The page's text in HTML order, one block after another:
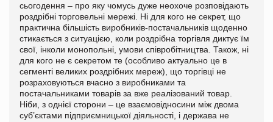
сьогодення – про яку чомусь дуже неохоче розповідають
роздрібні торговельні мережі. Ні для кого не секрет, що
практична більшість виробників-постачальників щоденно
стикається з ситуацією, коли роздрібна торгівля диктує їм
свої, інколи монопольні, умови співробітництва. Також, ні
для кого не є секретом те (особливо актуально це в
сегменті великих роздрібних мереж), що торгівці не
розраховуються вчасно з виробниками та
постачальниками товарів за вже реалізований товар.
Ніби, з однієї сторони – це взаємовідносини між двома
суб’єктами підприємницької діяльності, і держава не